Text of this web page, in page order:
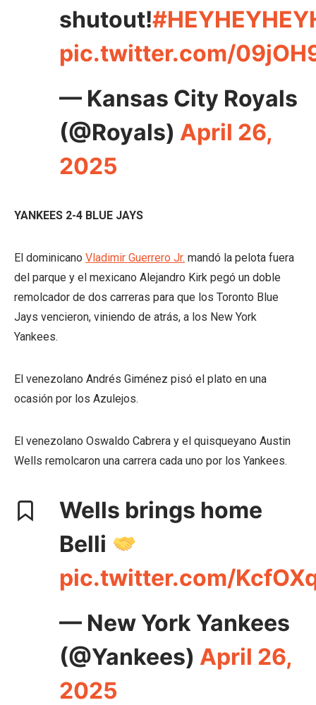
shutout!
pic.twitter.com/
— Kansas City Royals
(@Royals) April 26,
2025
YANKEES 2-4 BLUE JAYS
El dominicano Vladimir Guerrero Jr. mandó la pelota fuera
del parque y el mexicano Alejandro Kirk pegó un doble
remolcador de dos carreras para que los Toronto Blue
Jays vencieron, viniendo de atrás, a los New York
Yankees.
El venezolano Andrés Giménez pisó el plato en una
ocasión por los Azulejos.
El venezolano Oswaldo Cabrera y el quisqueyano Austin
Wells remolcaron una carrera cada uno por los Yankees.
Wells brings home
Belli
pic.twitter.com/
— New York Yankees
(@Yankees) April 26,
2025